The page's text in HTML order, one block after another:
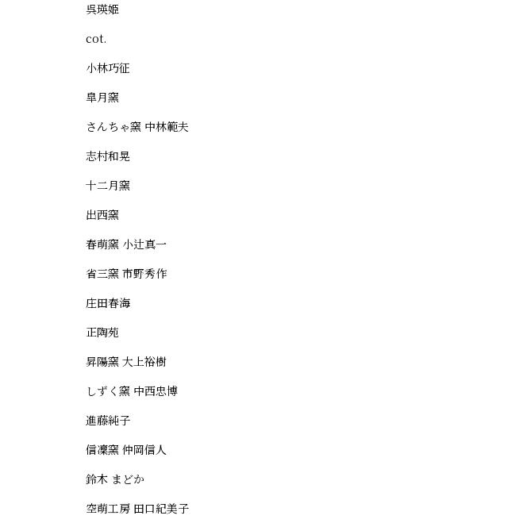
呉瑛姫
cot.
小林巧征
皐月窯
さんちゃ窯 中林範夫
志村和晃
十二月窯
出西窯
春萌窯 小辻真一
省三窯 市野秀作
庄田春海
正陶苑
昇陽窯 大上裕樹
しずく窯 中西忠博
進藤純子
信凜窯 仲岡信人
鈴木 まどか
空萌工房 田口紀美子